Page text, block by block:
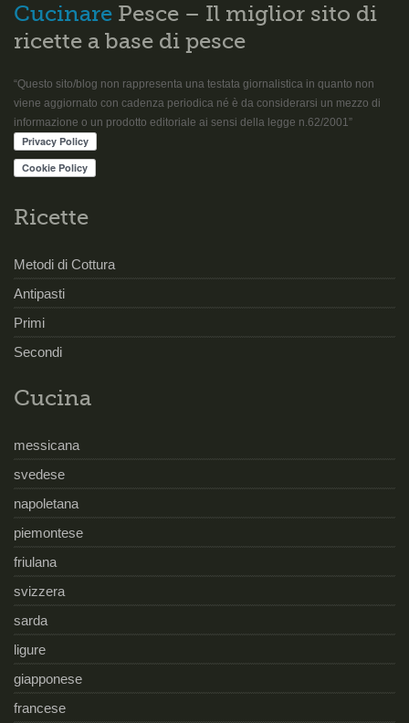
Cucinare Pesce – Il miglior sito di
ricette a base di pesce
“Questo sito/blog non rappresenta una testata giornalistica in quanto non
viene aggiornato con cadenza periodica né è da considerarsi un mezzo di
informazione o un prodotto editoriale ai sensi della legge n.62/2001”
Ricette
Metodi di Cottura
Antipasti
Primi
Secondi
Cucina
messicana
svedese
napoletana
piemontese
friulana
svizzera
sarda
ligure
giapponese
francese